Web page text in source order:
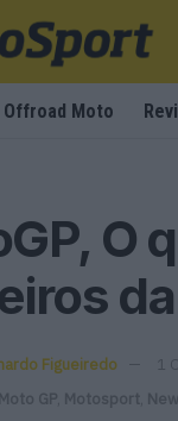
Offroad Moto
O
Figueiredo
1
Moto GP Motosport